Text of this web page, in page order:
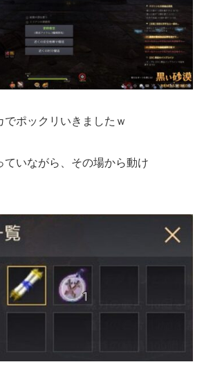
ポックリいきましたｗ
ていながら、その場から動け